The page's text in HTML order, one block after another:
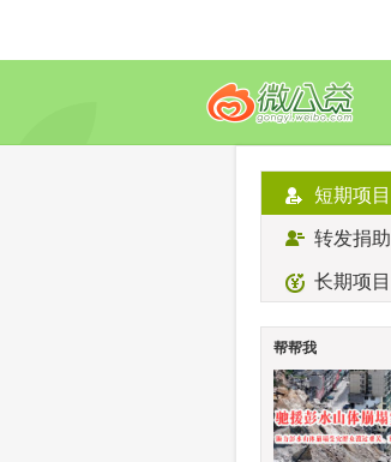
短期项目
转发捐助
长期项目
帮帮我